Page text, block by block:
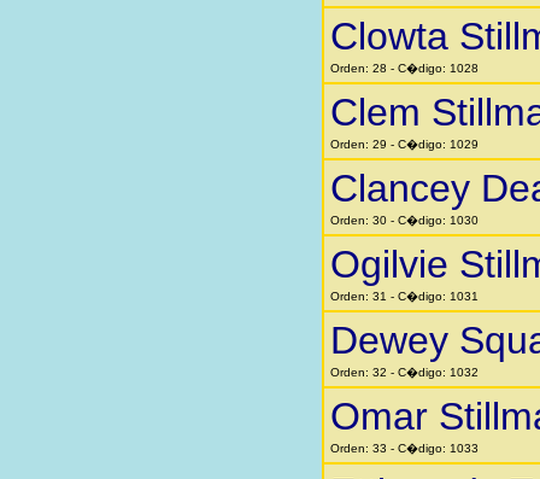
Clowta
Orden: 28 - C�digo: 1028
Clem
Orden: 29 - C�digo: 1029
Clancey
Orden: 30 - C�digo: 1030
Ogilvie
Orden: 31 - C�digo: 1031
Dewey
Orden: 32 - C�digo: 1032
Omar
Orden: 33 - C�digo: 1033